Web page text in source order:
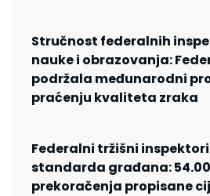
Stručnost federalnih
nauke i obrazovanja:
podržala međunarodni
praćenju kvaliteta zraka
Federalni tržišni
standarda građana:
prekoračenja propisane